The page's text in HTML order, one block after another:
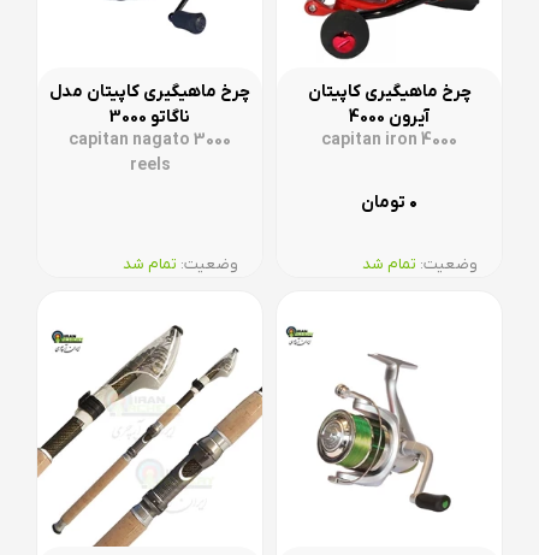
چرخ ماهیگیری کاپیتان
آیرون 4000
capitan iron 4000
۰ تومان
وضعیت:‌ تمام شد
چرخ ماهیگیری کاپیتان مدل
ناگاتو 3000
capitan nagato 3000
reels
وضعیت:‌ تمام شد